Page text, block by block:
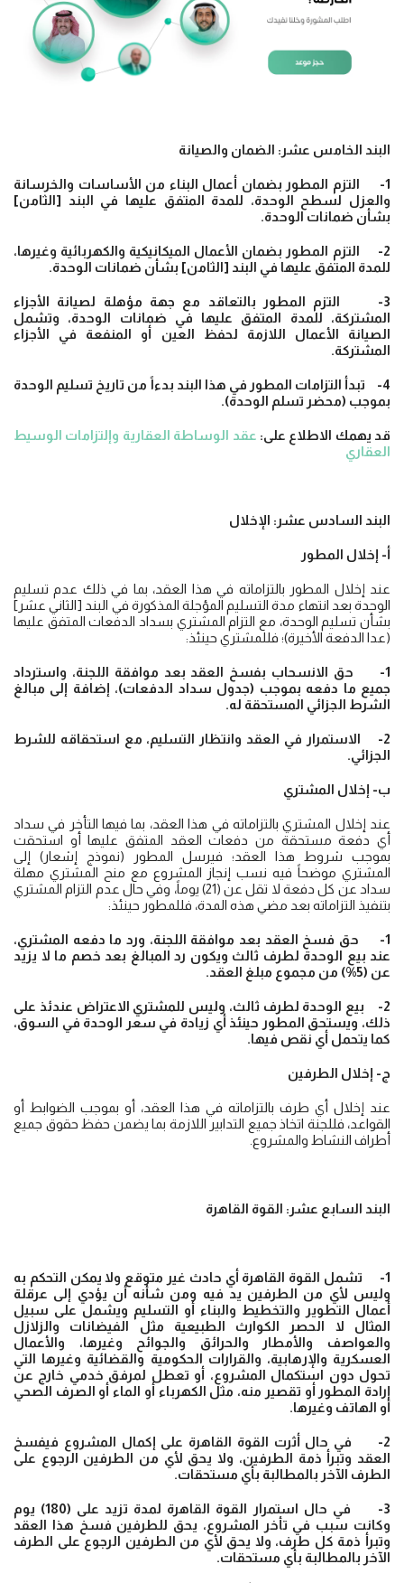
البند الخامس عشر: الضمان والصيانة
1- التزم المطور بضمان أعمال البناء من الأساسات والخرسانة
والعزل لسطح الوحدة، للمدة المتفق عليها في البند [الثامن]
بشأن ضمانات الوحدة.
2- التزم المطور بضمان الأعمال الميكانيكية والكهربائية وغيرها،
للمدة المتفق عليها في البند [الثامن] بشأن ضمانات الوحدة.
3- التزم المطور بالتعاقد مع جهة مؤهلة لصيانة الأجزاء
المشتركة، للمدة المتفق عليها في ضمانات الوحدة، وتشمل
الصيانة الأعمال اللازمة لحفظ العين أو المنفعة في الأجزاء
المشتركة.
4- تبدأ التزامات المطور في هذا البند بدءاً من تاريخ تسليم الوحدة
بموجب (محضر تسلم الوحدة).
قد يهمك الاطلاع على: عقد الوساطة العقارية وإلتزامات الوسيط
العقاري
البند السادس عشر: الإخلال
أ‌- إخلال المطور
عند إخلال المطور بالتزاماته في هذا العقد، بما في ذلك عدم تسليم
الوحدة بعد انتهاء مدة التسليم المؤجلة المذكورة في البند [الثاني عشر]
بشأن تسليم الوحدة، مع التزام المشتري بسداد الدفعات المتفق عليها
(عدا الدفعة الأخيرة)؛ فللمشتري حينئذ:
1- حق الانسحاب بفسخ العقد بعد موافقة اللجنة، واسترداد
جميع ما دفعه بموجب (جدول سداد الدفعات)، إضافة إلى مبالغ
الشرط الجزائي المستحقة له.
2- الاستمرار في العقد وانتظار التسليم، مع استحقاقه للشرط
الجزائي.
ب‌- إخلال المشتري
عند إخلال المشتري بالتزاماته في هذا العقد، بما فيها التأخر في سداد
أي دفعة مستحقة من دفعات العقد المتفق عليها أو استحقت
بموجب شروط هذا العقد؛ فيرسل المطور (نموذج إشعار) إلى
المشتري موضحاً فيه نسب إنجاز المشروع مع منح المشتري مهلة
سداد عن كل دفعة لا تقل عن (21) يوماً، وفي حال عدم التزام المشتري
بتنفيذ التزاماته بعد مضي هذه المدة، فللمطور حينئذ:
1- حق فسخ العقد بعد موافقة اللجنة، ورد ما دفعه المشتري،
عند بيع الوحدة لطرف ثالث ويكون رد المبالغ بعد خصم ما لا يزيد
عن (5%) من مجموع مبلغ العقد.
2- بيع الوحدة لطرف ثالث، وليس للمشتري الاعتراض عندئذ على
ذلك، ويستحق المطور حينئذ أي زيادة في سعر الوحدة في السوق،
كما يتحمل أي نقص فيها.
ج- إخلال الطرفين
عند إخلال أي طرف بالتزاماته في هذا العقد، أو بموجب الضوابط أو
القواعد، فللجنة اتخاذ جميع التدابير اللازمة بما يضمن حفظ حقوق جميع
أطراف النشاط والمشروع.
البند السابع عشر: القوة القاهرة
1- تشمل القوة القاهرة أي حادث غير متوقع ولا يمكن التحكم به
وليس لأي من الطرفين يد فيه ومن شأنه أن يؤدي إلى عرقلة
أعمال التطوير والتخطيط والبناء أو التسليم ويشمل على سبيل
المثال لا الحصر الكوارث الطبيعية مثل الفيضانات والزلازل
والعواصف والأمطار والحرائق والجوائح وغيرها، والأعمال
العسكرية والإرهابية، والقرارات الحكومية والقضائية وغيرها التي
تحول دون استكمال المشروع، أو تعطل لمرفق خدمي خارج عن
إرادة المطور أو تقصير منه، مثل الكهرباء أو الماء أو الصرف الصحي
أو الهاتف وغيرها.
2- في حال أثرت القوة القاهرة على إكمال المشروع فيفسخ
العقد وتبرأ ذمة الطرفين، ولا يحق لأي من الطرفين الرجوع على
الطرف الآخر بالمطالبة بأي مستحقات.
3- في حال استمرار القوة القاهرة لمدة تزيد على (180) يوم
وكانت سبب في تأخر المشروع، يحق للطرفين فسخ هذا العقد
وتبرأ ذمة كل طرف، ولا يحق لأي من الطرفين الرجوع على الطرف
الآخر بالمطالبة بأي مستحقات.